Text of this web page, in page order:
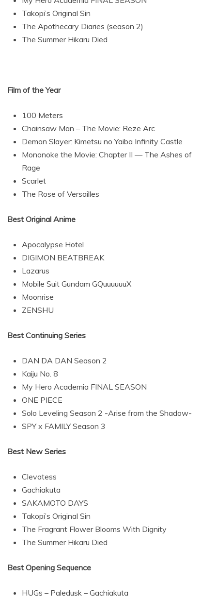
Takopi’s Original Sin
The Apothecary Diaries (season 2)
The Summer Hikaru Died
Film of the Year
100 Meters
Chainsaw Man – The Movie: Reze Arc
Demon Slayer: Kimetsu no Yaiba Infinity Castle
Mononoke the Movie: Chapter II — The Ashes of
Rage
Scarlet
The Rose of Versailles
Best Original Anime
Apocalypse Hotel
DIGIMON BEATBREAK
Lazarus
Mobile Suit Gundam GQuuuuuuX
Moonrise
ZENSHU
Best Continuing Series
DAN DA DAN Season 2
Kaiju No. 8
My Hero Academia FINAL SEASON
ONE PIECE
Solo Leveling Season 2 -Arise from the Shadow-
SPY x FAMILY Season 3
Best New Series
Clevatess
Gachiakuta
SAKAMOTO DAYS
Takopi’s Original Sin
The Fragrant Flower Blooms With Dignity
The Summer Hikaru Died
Best Opening Sequence
HUGs – Paledusk – Gachiakuta